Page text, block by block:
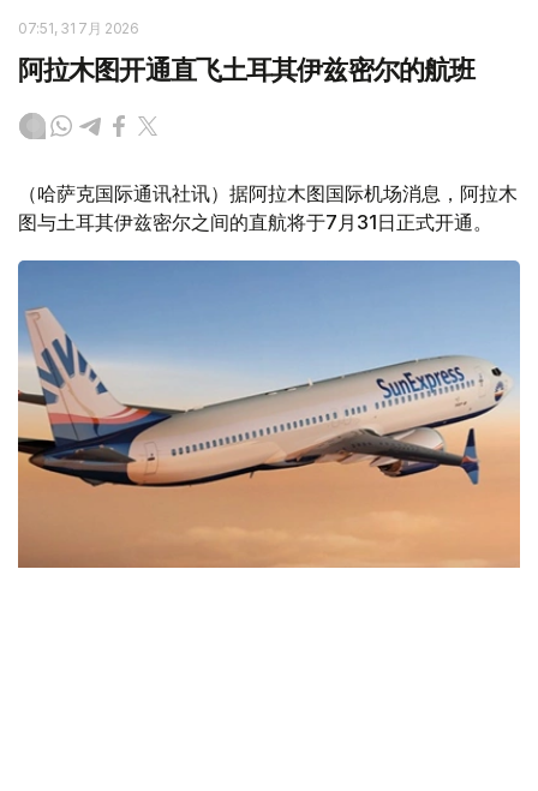
07:51, 31 7月 2026
阿拉木图开通直飞土耳其伊兹密尔的航班
（哈萨克国际通讯社讯）据阿拉木图国际机场消息，阿拉木
图与土耳其伊兹密尔之间的直航将于7月31日正式开通。